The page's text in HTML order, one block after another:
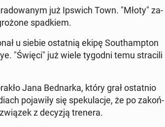
już Ipswich Town. "Młoty" za­
spad­kiem.
u siebie ostat­nią ekipę So­uthamp­ton
"Święci" już wiele tygodni temu stra­ci­li
Jana Bed­nar­ka, który grał ostat­nio
po­ja­wi­ły się spe­ku­la­cje, że po za­koń­
z decyzją trenera.